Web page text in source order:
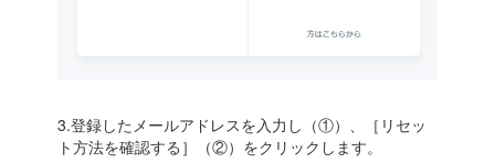
3.登録したメールアドレスを入力し（①）、［リセッ
ト方法を確認する］（②）をクリックします。